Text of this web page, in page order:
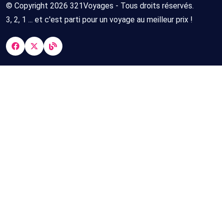
© Copyright 2026 321Voyages - Tous droits réservés.
3, 2, 1 ... et c'est parti pour un voyage au meilleur prix !